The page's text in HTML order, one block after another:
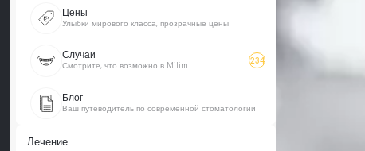
Цены
Улыбки мирового класса, прозрачные цены
Случаи
Смотрите, что возможно в Milim 234
Блог
Ваш путеводитель по современной стоматологии
Лечение